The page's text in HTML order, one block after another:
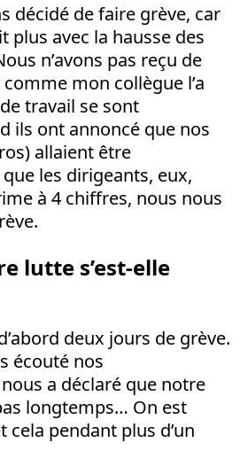
décidé de faire grève, car
plus avec la hausse des
n’avons pas reçu de
mon collègue l’a
travail se sont
ils ont annoncé que nos
allaient être
les dirigeants, eux,
à 4 chiffres, nous nous
lutte s’est-elle
deux jours de grève.
écouté nos
a déclaré que notre
longtemps… On est
cela pendant plus d’un